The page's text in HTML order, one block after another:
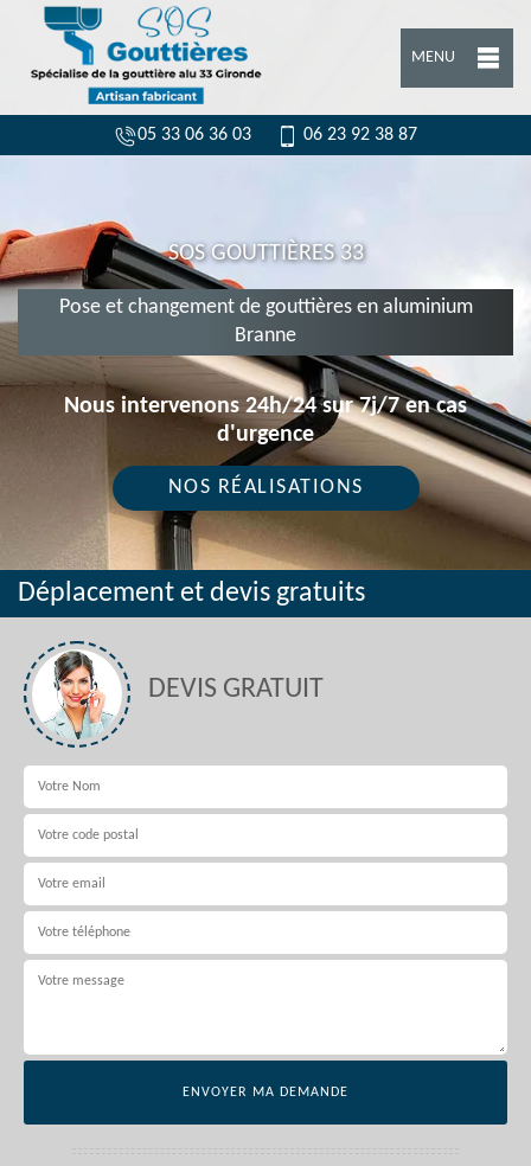
MENU
05 33 06 36 03 06 23 92 38 87
SOS GOUTTIÈRES 33
Pose et changement de gouttières en aluminium
Branne
Nous intervenons 24h/24 sur 7j/7 en cas
d'urgence
NOS RÉALISATIONS
Déplacement et devis gratuits
DEVIS GRATUIT